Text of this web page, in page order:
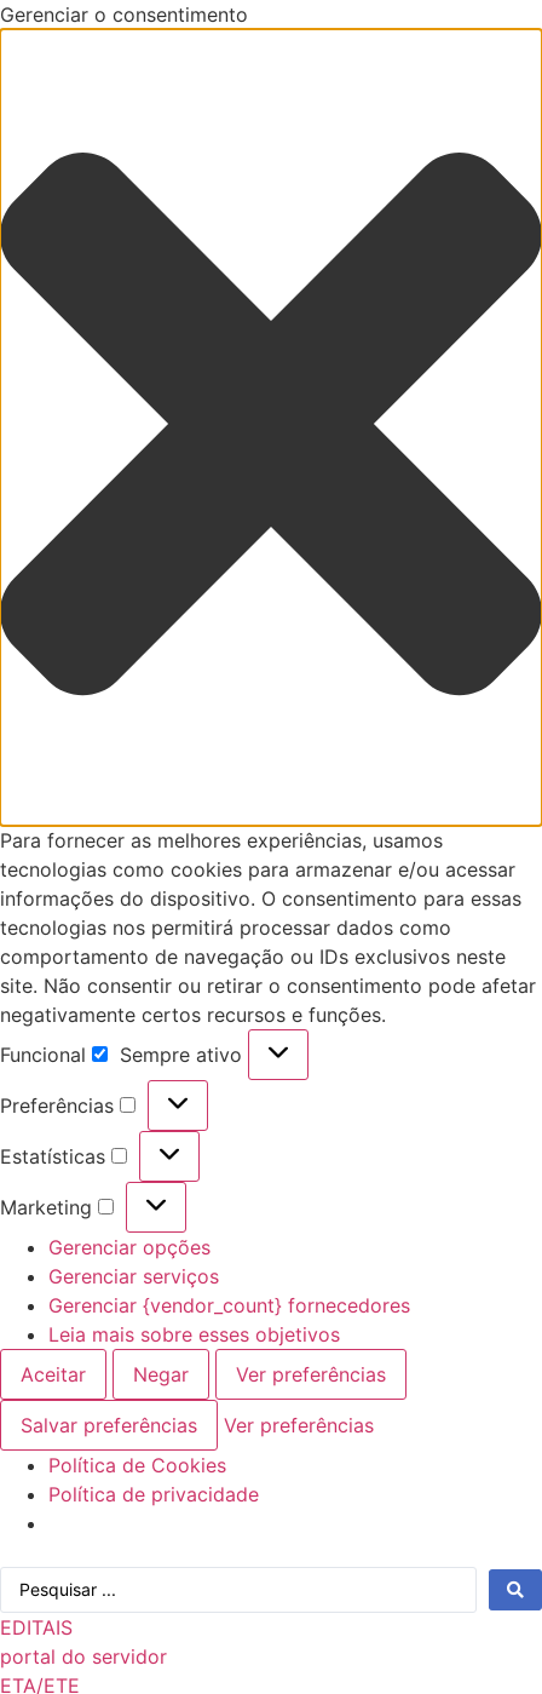
Gerenciar o consentimento
Para fornecer as melhores experiências, usamos
tecnologias como cookies para armazenar e/ou acessar
informações do dispositivo. O consentimento para essas
tecnologias nos permitirá processar dados como
comportamento de navegação ou IDs exclusivos neste
site. Não consentir ou retirar o consentimento pode afetar
negativamente certos recursos e funções.
Funcional
Funcional
Sempre ativo
Preferências
Preferências
Estatísticas
Estatísticas
Marketing
Marketing
Gerenciar opções
Gerenciar serviços
Gerenciar {vendor_count} fornecedores
Leia mais sobre esses objetivos
Aceitar
Negar Ver preferências
Salvar preferências
Ver preferências
Política de Cookies
Política de privacidade
para
o
conteúdo
Pesquisar
EDITAIS
portal do servidor
ETA/ETE